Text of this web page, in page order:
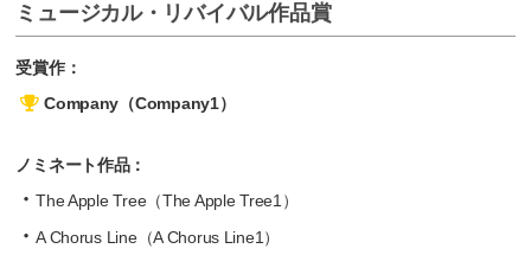
ミュージカル・リバイバル作品賞
受賞作：
Company（Company1）
ノミネート作品：
The Apple Tree（The Apple Tree1）
A Chorus Line（A Chorus Line1）